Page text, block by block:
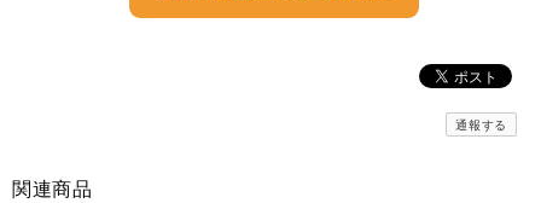
通報する
関連商品